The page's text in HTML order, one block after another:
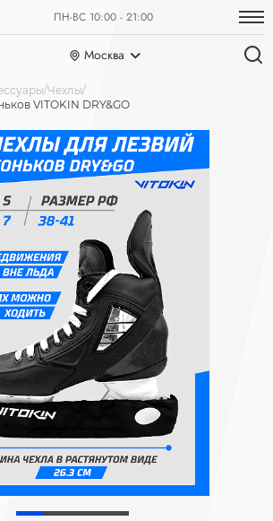
ПН-ВС 10:00 - 21:00
Москва
Чехлы
VITOKIN DRY&GO